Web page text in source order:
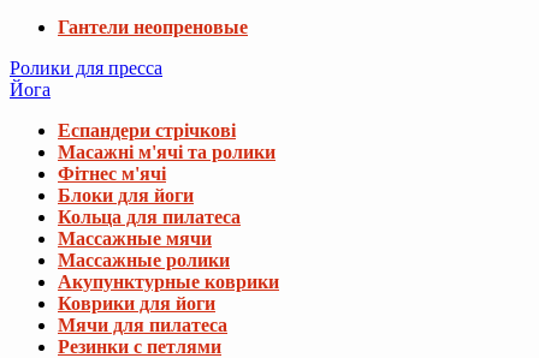
Гантели неопреновые
Ролики для пресса
Йога
Еспандери стрічкові
Масажні м'ячі та ролики
Фітнес м'ячі
Блоки для йоги
Кольца для пилатеса
Массажные мячи
Массажные ролики
Акупунктурные коврики
Коврики для йоги
Мячи для пилатеса
Резинки с петлями